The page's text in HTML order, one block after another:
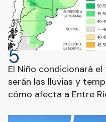
5
El Niño condicionará
serán las lluvias y
cómo afecta a Entre